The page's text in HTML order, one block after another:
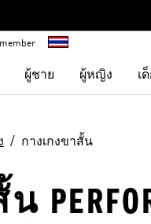
ผู้ชาย ผู้หญิง เ
กางเกงขาสั้น